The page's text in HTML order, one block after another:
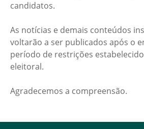
candidatos.
As notícias e demais conteúdos
voltarão a ser publicados após o
período de restrições
eleitoral.
Agradecemos a compreensão.